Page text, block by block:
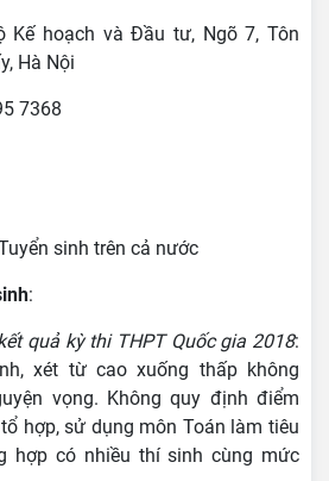
Kế hoạch và Đầu tư, Ngõ 7, Tôn
Hà Nội
7368
sinh trên cả nước
:
quả kỳ thi THPT Quốc gia 2018:
xét từ cao xuống thấp không
vọng. Không quy định điểm
hợp, sử dụng môn Toán làm tiêu
hợp có nhiều thí sinh cùng mức